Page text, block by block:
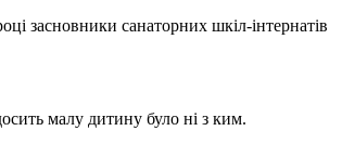
засновники санаторних шкіл-інтернатів
малу дитину було ні з ким.